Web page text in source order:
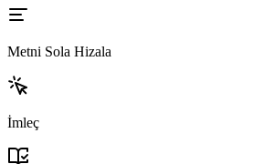
Metni Sola Hizala
İmleç